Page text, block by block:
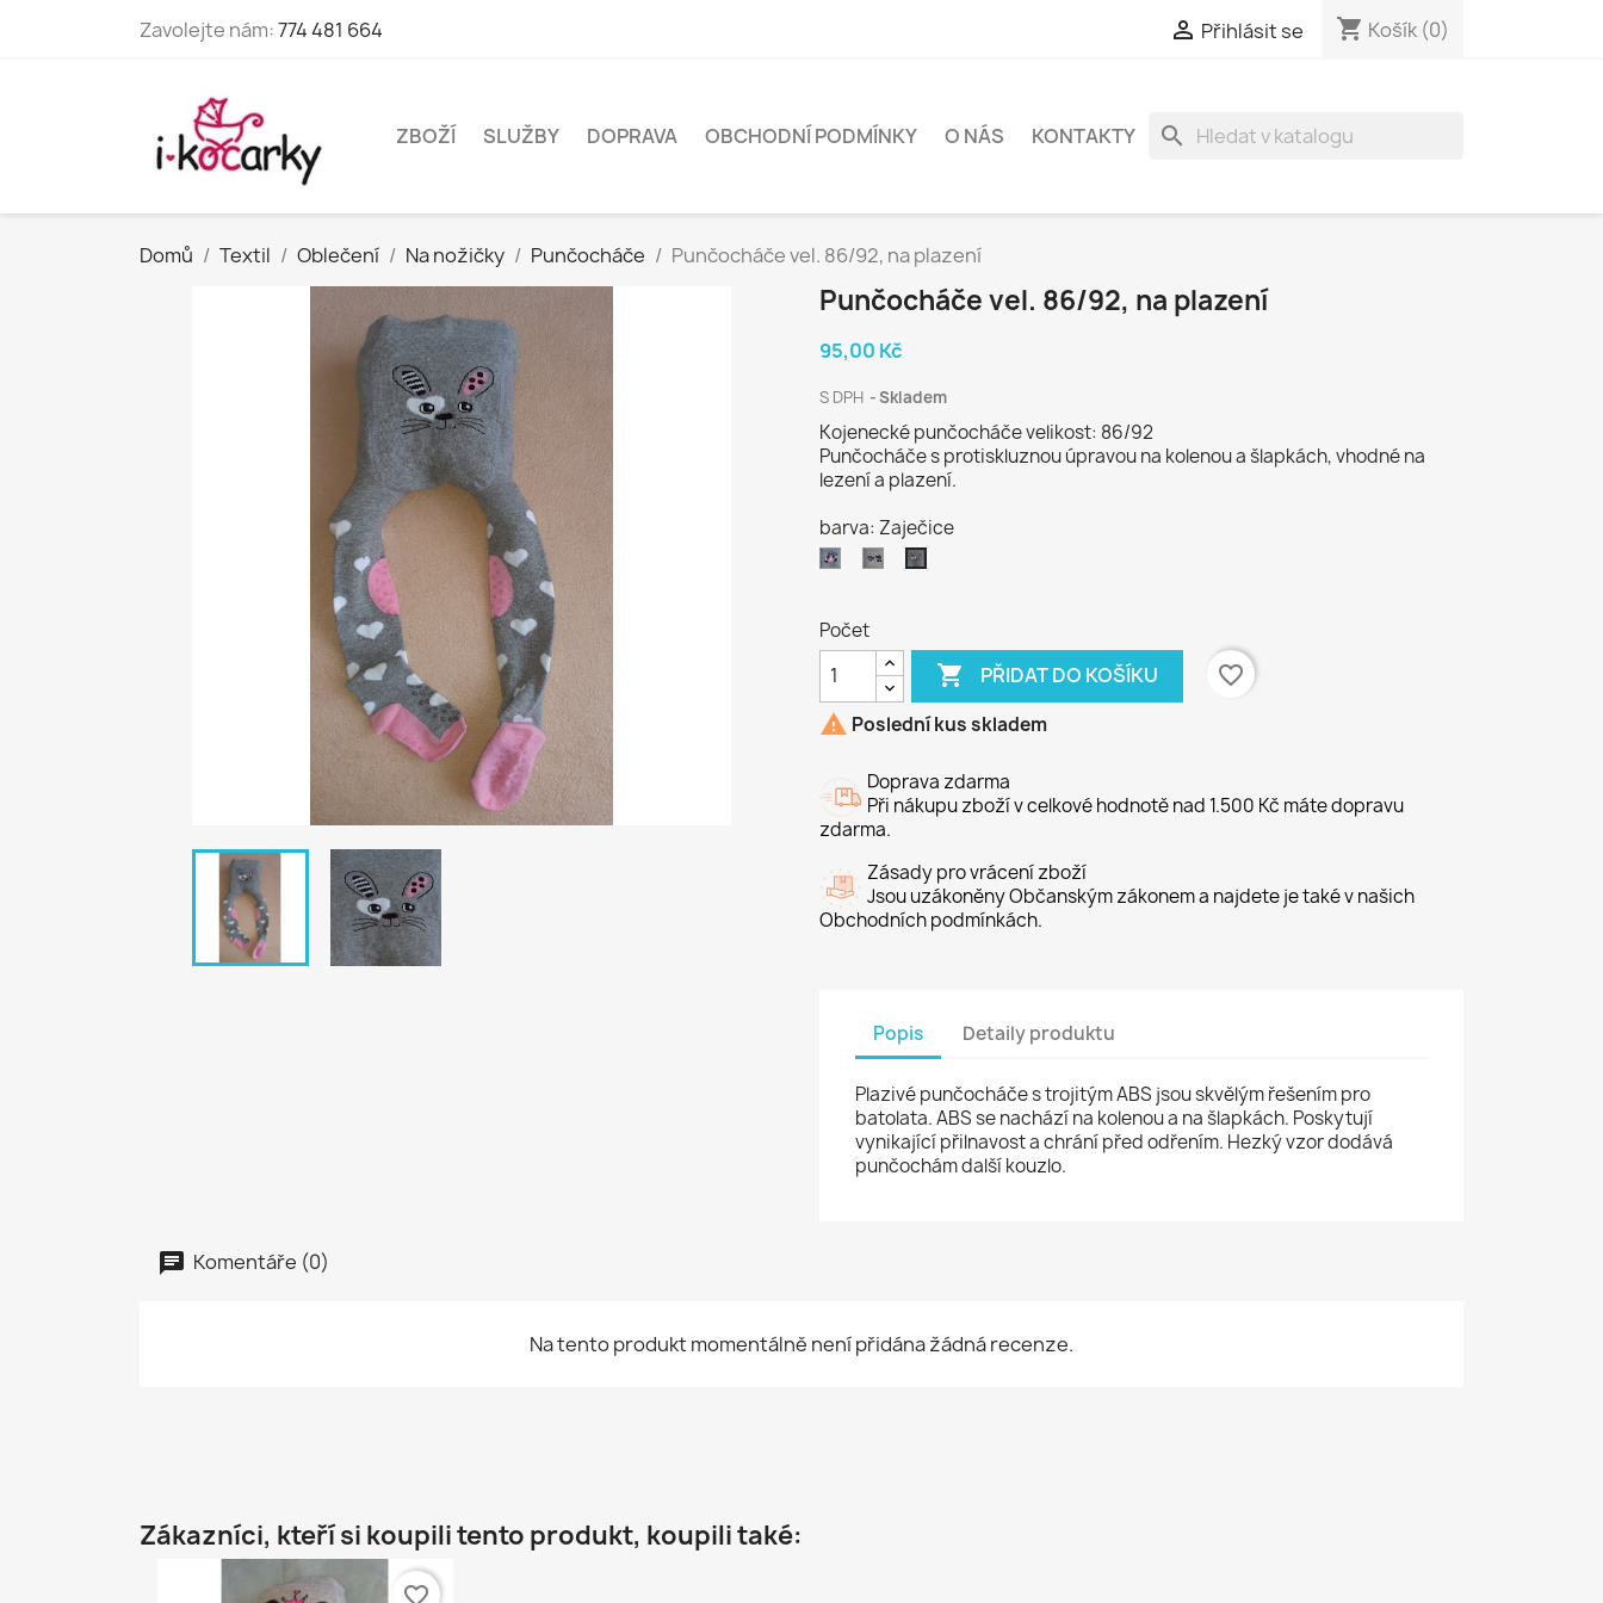
Zavolejte nám:774 481 664  Přihlásit se shopping_cart Košík (0)
ZBOŽÍ SLUŽBY DOPRAVA OBCHODNÍ PODMÍNKY O NÁS KONTAKTY search
Domů Textil Oblečení Na nožičky Punčocháče Punčocháče vel. 86/92, na plazení
Punčocháče vel. 86/92, na plazení
95,00 Kč
S DPH Skladem
Kojenecké punčocháče velikost: 86/92
Punčocháče s protiskluznou úpravou na kolenou a šlapkách, vhodné na
lezení a plazení.
barva: Zaječice
KočaKoťata
Počet
 PŘIDAT DO KOŠÍKU
favorite_border
 Poslední kus skladem
Doprava zdarma
Při nákupu zboží v celkové hodnotě nad 1.500 Kč máte dopravu
zdarma.
Zásady pro vrácení zboží
Jsou uzákoněny Občanským zákonem a najdete je také v našich
Obchodních podmínkách.
Popis Detaily produktu
Plazivé punčocháče s trojitým ABS jsou skvělým řešením pro
batolata. ABS se nachází na kolenou a na šlapkách. Poskytují
vynikající přilnavost a chrání před odřením. Hezký vzor dodává
punčochám další kouzlo.
Komentáře (0)
Na tento produkt momentálně není přidána žádná recenze.
Zákazníci, kteří si koupili tento produkt, koupili také:
favorite_border